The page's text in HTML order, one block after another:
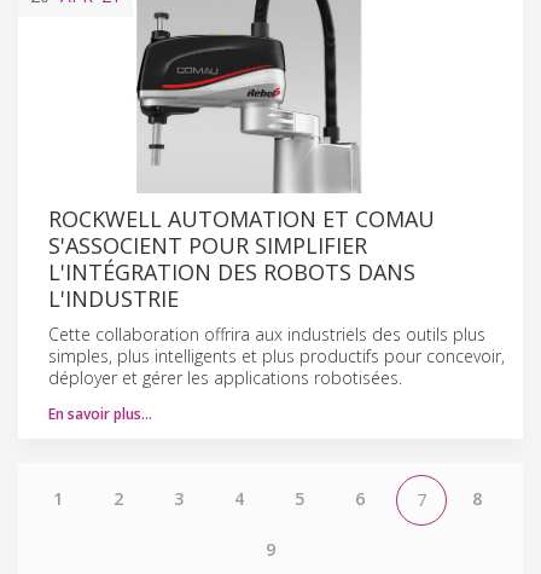
ROCKWELL AUTOMATION ET COMAU
S'ASSOCIENT POUR SIMPLIFIER
L'INTÉGRATION DES ROBOTS DANS
L'INDUSTRIE
Cette collaboration offrira aux industriels des outils plus
simples, plus intelligents et plus productifs pour concevoir,
déployer et gérer les applications robotisées.
En savoir plus…
1 2 3 4 5 6 7 8
9